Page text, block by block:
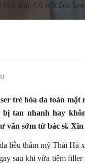
Hỏi đáp: Có nên làm
trẻ hóa da toàn
tan nhanh hay
vấn sớm từ bác sĩ. Xin
liễu thẩm mỹ Thái Hà
sau khi vừa tiêm